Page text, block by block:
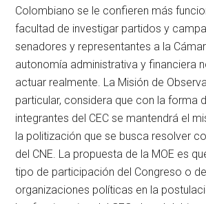
Colombiano se le confieren más
facultad de investigar partidos y
senadores y representantes a la
autonomía administrativa y financiera
actuar realmente. La Misión de
particular, considera que con la forma
integrantes del CEC se mantendrá el
la politización que se busca resolver
del CNE. La propuesta de la MOE es
tipo de participación del Congreso o
organizaciones políticas en la